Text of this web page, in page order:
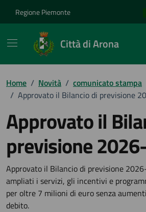
Regione Piemonte
Città di Arona
Home / Novità / comunicato stampa
/ Approvato il Bilancio di previsione
Approvato il
previsione
Dettagli della
Approvato il Bilancio di previsione
ampliati i servizi, gli incentivi e
per oltre 7 milioni di euro senza
debito.